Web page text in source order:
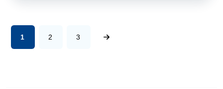
1 2 3